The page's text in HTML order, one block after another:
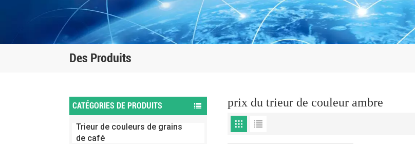
Des Produits
CATÉGORIES DE PRODUITS
Trieur de couleurs de grains
de café
prix du trieur de couleur ambre